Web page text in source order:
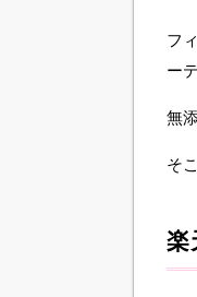
フ
ー
無
そ
楽